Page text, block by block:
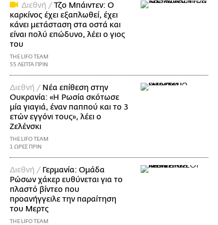
Διεθνή /Τζο Μπάιντεν: Ο
καρκίνος έχει εξαπλωθεί, έχει
κάνει μετάσταση στα οστά και
είναι πολύ επώδυνο, λέει ο γιος
του
THE LIFO TEAM
55 ΛΕΠΤΑ ΠΡΙΝ
Διεθνή / Νέα επίθεση στην
Ουκρανία: «Η Ρωσία σκότωσε
μία γιαγιά, έναν παππού και το 3
ετών εγγόνι τους», λέει ο
Ζελένσκι
THE LIFO TEAM
1 ΩΡΕΣ ΠΡΙΝ
Διεθνή / Γερμανία: Ομάδα
Ρώσων χάκερ ευθύνεται για το
πλαστό βίντεο που
προανήγγειλε την παραίτηση
του Μερτς
THE LIFO TEAM